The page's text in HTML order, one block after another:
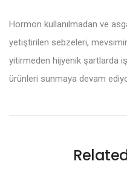
Hormon kullanılmadan ve
yetiştirilen sebzeleri,
yitirmeden hijyenik şartlarda
ürünleri sunmaya devam